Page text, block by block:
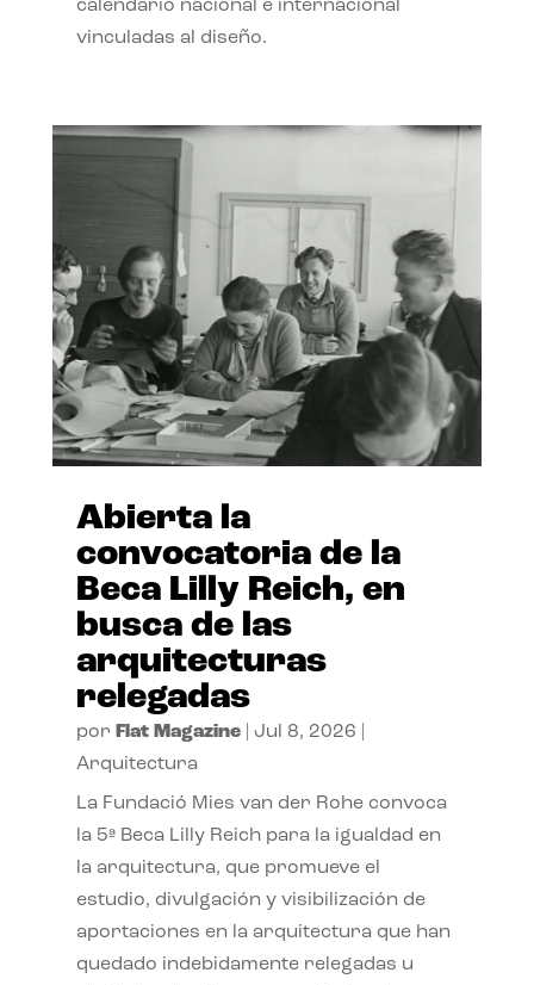
calendario nacional e internacional
vinculadas al diseño.
Abierta la
convocatoria de la
Beca Lilly Reich, en
busca de las
arquitecturas
relegadas
por Flat Magazine| Jul 8, 2026
Arquitectura
La Fundació Mies van der Rohe convoca
la 5ª Beca Lilly Reich para la igualdad en
la arquitectura, que promueve el
estudio, divulgación y visibilización de
aportaciones en la arquitectura que han
quedado indebidamente relegadas u